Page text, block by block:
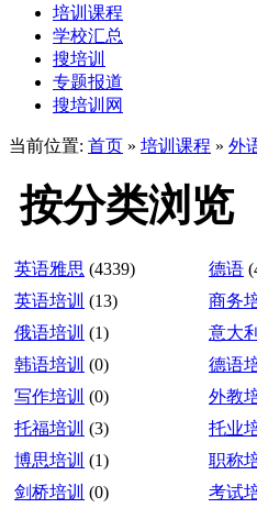
培训课程
学校汇总
搜培训
专题报道
搜培训网
当前位置: 首页 » 培训课程 » 外
按分类浏览
英语雅思 (4339) 德语
英语培训 (13) 商务
俄语培训 (1) 意大
韩语培训 (0) 德语
写作培训 (0) 外教
托福培训 (3) 托业
博思培训 (1) 职称
剑桥培训 (0) 考试